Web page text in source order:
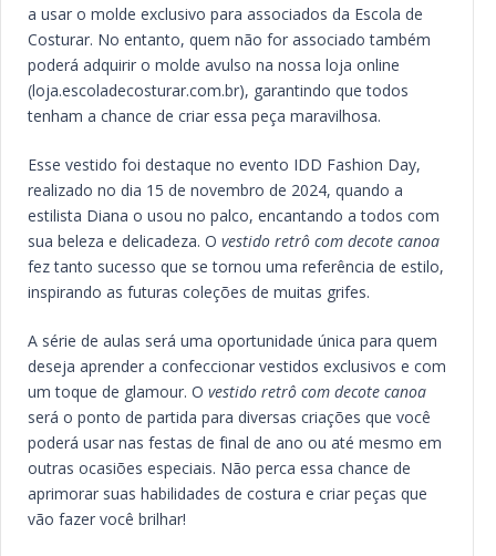
a usar o molde exclusivo para associados da Escola de
Costurar. No entanto, quem não for associado também
poderá adquirir o molde avulso na nossa loja online
(loja.escoladecosturar.com.br), garantindo que todos
tenham a chance de criar essa peça maravilhosa.
Esse vestido foi destaque no evento IDD Fashion Day,
realizado no dia 15 de novembro de 2024, quando a
estilista Diana o usou no palco, encantando a todos com
sua beleza e delicadeza. O vestido retrô com decote canoa
fez tanto sucesso que se tornou uma referência de estilo,
inspirando as futuras coleções de muitas grifes.
A série de aulas será uma oportunidade única para quem
deseja aprender a confeccionar vestidos exclusivos e com
um toque de glamour. O vestido retrô com decote canoa
será o ponto de partida para diversas criações que você
poderá usar nas festas de final de ano ou até mesmo em
outras ocasiões especiais. Não perca essa chance de
aprimorar suas habilidades de costura e criar peças que
vão fazer você brilhar!